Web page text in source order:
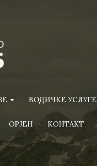
ВОДИЧКЕ УСЛУГЕ
ОРЈЕН КОНТАКТ